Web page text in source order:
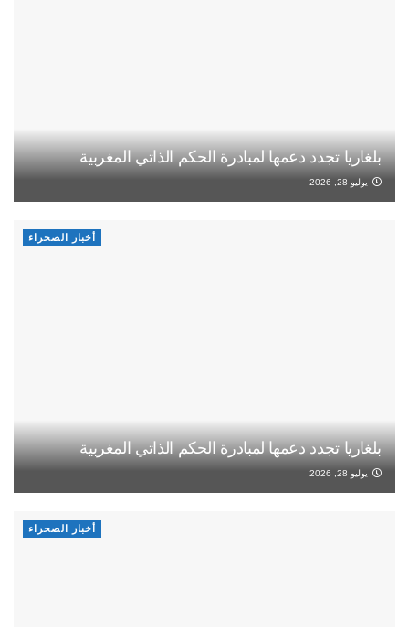
بلغاريا تجدد دعمها لمبادرة الحكم الذاتي المغربية
يوليو 28, 2026
أخبار الصحراء
بلغاريا تجدد دعمها لمبادرة الحكم الذاتي المغربية
يوليو 28, 2026
أخبار الصحراء